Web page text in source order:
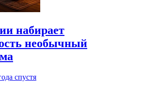
набирает
необычный
спустя